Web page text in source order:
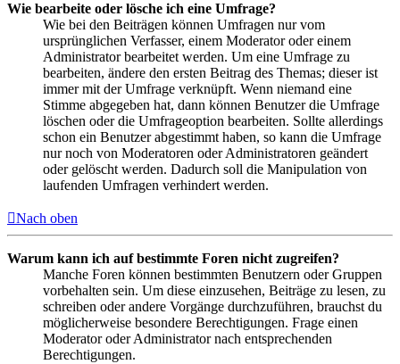
Wie bearbeite oder lösche ich eine Umfrage?
Wie bei den Beiträgen können Umfragen nur vom
ursprünglichen Verfasser, einem Moderator oder einem
Administrator bearbeitet werden. Um eine Umfrage zu
bearbeiten, ändere den ersten Beitrag des Themas; dieser ist
immer mit der Umfrage verknüpft. Wenn niemand eine
Stimme abgegeben hat, dann können Benutzer die Umfrage
löschen oder die Umfrageoption bearbeiten. Sollte allerdings
schon ein Benutzer abgestimmt haben, so kann die Umfrage
nur noch von Moderatoren oder Administratoren geändert
oder gelöscht werden. Dadurch soll die Manipulation von
laufenden Umfragen verhindert werden.
Nach oben
Warum kann ich auf bestimmte Foren nicht zugreifen?
Manche Foren können bestimmten Benutzern oder Gruppen
vorbehalten sein. Um diese einzusehen, Beiträge zu lesen, zu
schreiben oder andere Vorgänge durchzuführen, brauchst du
möglicherweise besondere Berechtigungen. Frage einen
Moderator oder Administrator nach entsprechenden
Berechtigungen.